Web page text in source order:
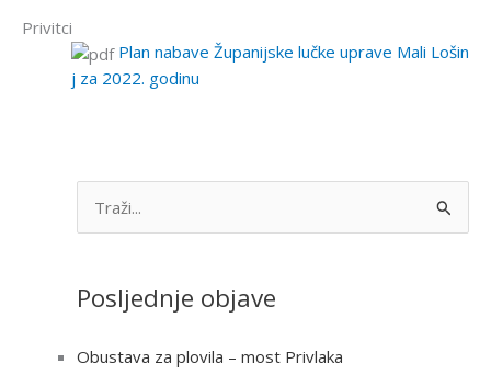
Privitci
Plan nabave Županijske lučke uprave Mali Lošin
j za 2022. godinu
rPosljednje objave
Obustava za plovila – most Privlaka